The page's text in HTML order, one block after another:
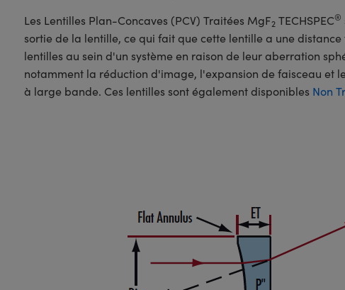
Les Lentilles Plan-Concaves (PCV) Traitées MgF2TECHSPEC®
sortie de la lentille, ce qui fait que cette lentille a une
lentilles au sein d'un système en raison de leur aberration
notamment la réduction d'image, l'expansion de faisceau et
à large bande. Ces lentilles sont également disponibles Non